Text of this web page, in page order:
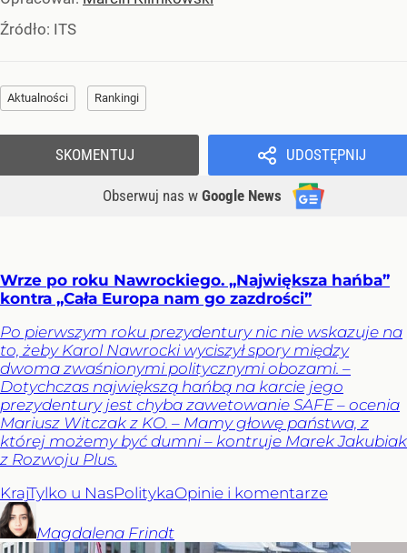
Źródło: ITS
Aktualności Rankingi
UDOSTĘPNIJ
Obserwuj nas w Google News
SKOMENTUJ
Wrze po roku Nawrockiego. „Największa hańba”
kontra „Cała Europa nam go zazdrości”
Po pierwszym roku prezydentury nic nie wskazuje na
to, żeby Karol Nawrocki wyciszył spory między
dwoma zwaśnionymi politycznymi obozami. –
Dotychczas największą hańbą na karcie jego
prezydentury jest chyba zawetowanie SAFE – ocenia
Mariusz Witczak z KO. – Mamy głowę państwa, z
której możemy być dumni – kontruje Marek Jakubiak
z Rozwoju Plus.
KrajTylko u NasPolitykaOpinie i komentarze
Magdalena Frindt